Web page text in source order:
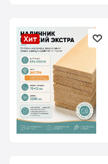
Хит